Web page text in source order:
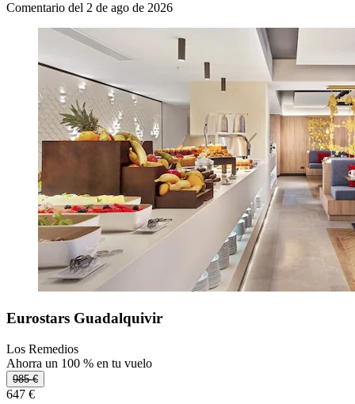
Comentario del 2 de ago de 2026
Eurostars Guadalquivir
Los Remedios
Ahorra un 100 % en tu vuelo
985 €
647 €